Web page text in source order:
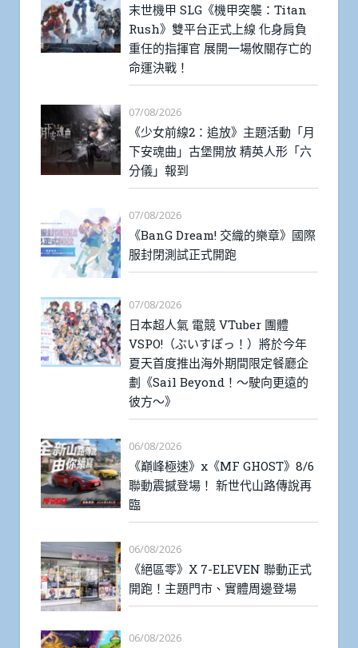
末世機甲 SLG《機甲突襲：Titan
Rush》雙平台正式上線 化身肩負
重任的指揮官 展開一場攸關存亡的
命運決戰！
07/08/2026
《少女前線2：追放》主題活動「月
下安魂曲」古堡開放 精英人形「六
分儀」報到
07/08/2026
《BanG Dream! 交織的樂章》國際
服封閉測試正式開跑
07/08/2026
日本超人氣 電競 VTuber 團體
VSPO!（ぶいすぽっ！）將於今年
夏天首度推出海外期間限定餐廳企
劃《Sail Beyond！～駛向更遠的
彼方～》
06/08/2026
《巔峰極速》x《MF GHOST》8/6
聯動震撼登場！ 新世代山路傳說再
臨
06/08/2026
《絕區零》X 7-ELEVEN 聯動正式
開跑！主題門市、實體周邊登場
06/08/2026